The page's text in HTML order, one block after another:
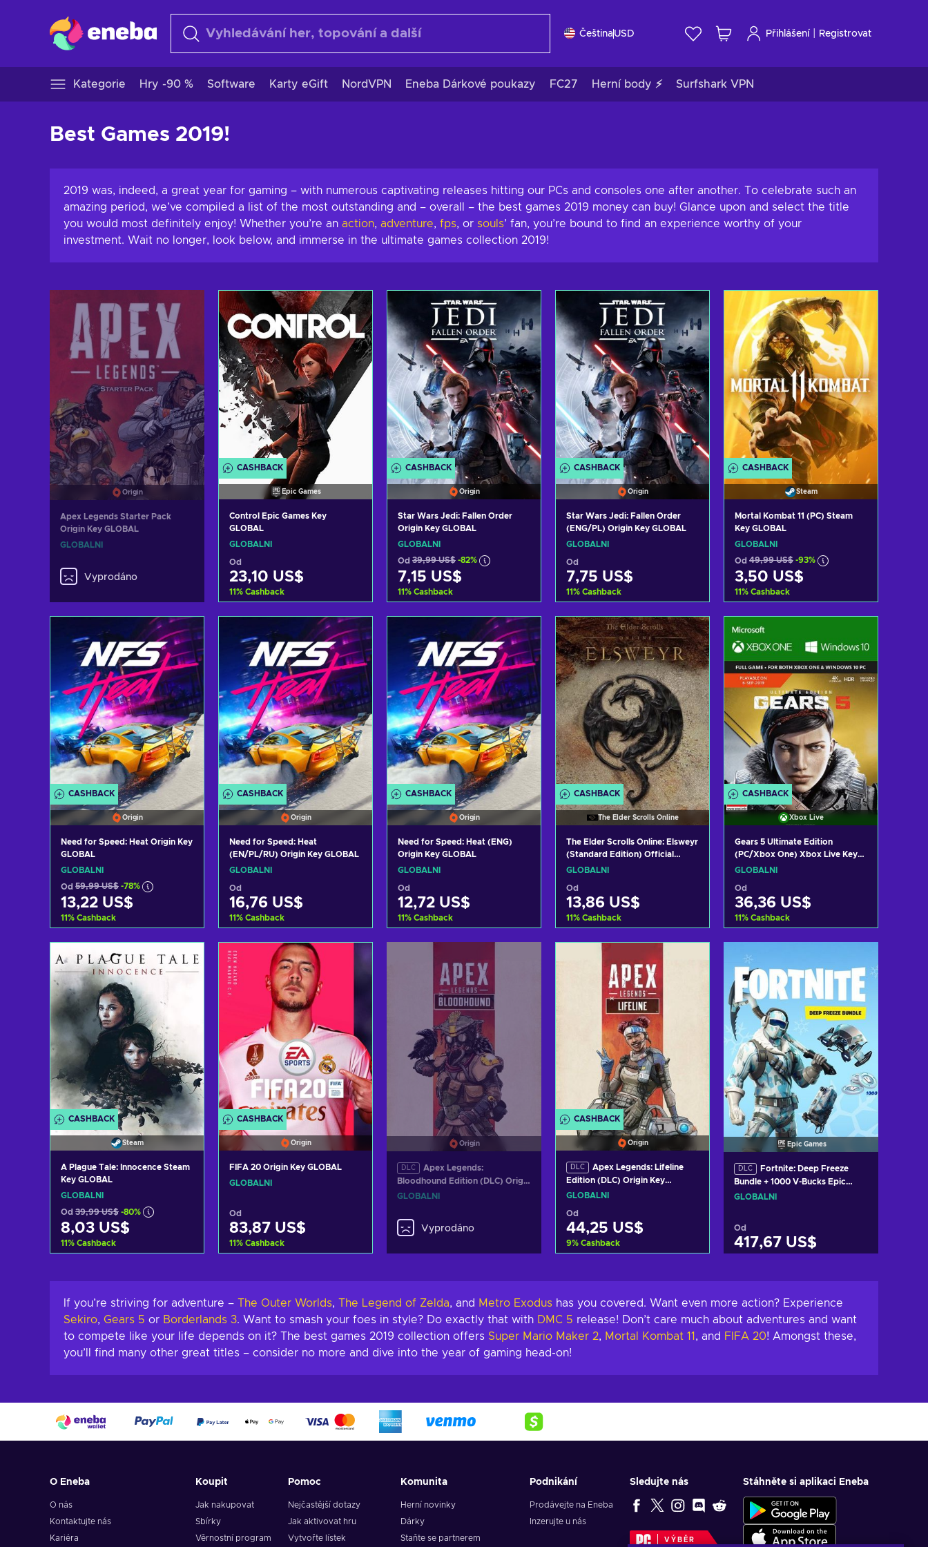
Čeština USD Přihlášení| Registrovat
Kategorie Hry -90 % Software Karty eGift NordVPN Eneba Dárkové poukazy FC27 Herní body ⚡ Surfshark VPN
Best Games 2019!
2019 was, indeed, a great year for gaming – with numerous captivating releases hitting our PCs and consoles one after another. To celebrate such an
amazing period, we’ve compiled a list of the most outstanding and – overall – the best games 2019 money can buy! Glance upon and select the title
you would most definitely enjoy! Whether you’re an action, adventure, fps, or souls’ fan, you’re bound to find an experience worthy of your
investment. Wait no longer, look below, and immerse in the ultimate games collection 2019!
Origin
Apex Legends Starter Pack
Origin Key GLOBAL
GLOBÁLNÍ
Vyprodáno
CASHBACK
Epic Games
Control Epic Games Key
GLOBAL
GLOBÁLNÍ
Od
23,10 US$
11% Cashback
Přidat do košíku
Zobrazit nabídky
CASHBACK
Origin
Star Wars Jedi: Fallen Order
Origin Key GLOBAL
GLOBÁLNÍ
Od 39,99 US$ -82%
7,15 US$
11% Cashback
Přidat do košíku
Zobrazit nabídky
CASHBACK
Origin
Star Wars Jedi: Fallen Order
(ENG/PL) Origin Key GLOBAL
GLOBÁLNÍ
Od
7,75 US$
11% Cashback
Přidat do košíku
Zobrazit nabídky
CASHBACK
Steam
Mortal Kombat 11 (PC) Steam
Key GLOBAL
GLOBÁLNÍ
Od 49,99 US$ -93%
3,50 US$
11% Cashback
Zobrazit nabídky
CASHBACK
Origin
Need for Speed: Heat Origin Key
GLOBAL
GLOBÁLNÍ
Od 59,99 US$ -78%
13,22 US$
11% Cashback
Zobrazit nabídky
CASHBACK
Origin
Need for Speed: Heat
(EN/PL/RU) Origin Key GLOBAL
GLOBÁLNÍ
Od
16,76 US$
11% Cashback
Přidat do košíku
Zobrazit nabídky
CASHBACK
Origin
Need for Speed: Heat (ENG)
Origin Key GLOBAL
GLOBÁLNÍ
Od
12,72 US$
11% Cashback
Zobrazit nabídky
CASHBACK
The Elder Scrolls Online
The Elder Scrolls Online: Elsweyr
(Standard Edition) Official
website Key GLOBAL
GLOBÁLNÍ
Od
13,86 US$
11% Cashback
Zobrazit nabídky
CASHBACK
Xbox Live
Gears 5 Ultimate Edition
(PC/Xbox One) Xbox Live Key
GLOBAL
GLOBÁLNÍ
Od
36,36 US$
11% Cashback
Zobrazit nabídky
CASHBACK
Steam
A Plague Tale: Innocence Steam
Key GLOBAL
GLOBÁLNÍ
Od 39,99 US$ -80%
8,03 US$
11% Cashback
Zobrazit nabídky
CASHBACK
Origin
FIFA 20 Origin Key GLOBAL
GLOBÁLNÍ
Od
83,87 US$
11% Cashback
Zobrazit nabídky
Origin
DLC
Apex Legends:
Bloodhound Edition (DLC) Origin
Key GLOBAL
GLOBÁLNÍ
Vyprodáno
CASHBACK
Origin
DLC
Apex Legends: Lifeline
Edition (DLC) Origin Key
GLOBAL
GLOBÁLNÍ
Od
44,25 US$
9% Cashback
Zobrazit nabídky
Epic Games
DLC
Fortnite: Deep Freeze
Bundle + 1000 V-Bucks Epic
Games Key GLOBAL
GLOBÁLNÍ
Od
417,67 US$
Zobrazit nabídky
If you’re striving for adventure – The Outer Worlds, The Legend of Zelda, and Metro Exodus has you covered. Want even more action? Experience
Sekiro, Gears 5 or Borderlands 3. Want to smash your foes in style? Do exactly that with DMC 5 release! Don’t care much about adventures and want
to compete like your life depends on it? The best games 2019 collection offers Super Mario Maker 2, Mortal Kombat 11 , and FIFA 20! Amongst these,
you’ll find many other great titles – consider no more and dive into the year of gaming head-on!
O Eneba
O nás
Kontaktujte nás
Kariéra
Koupit
Jak nakupovat
Sbírky
Věrnostní program
Pomoc
Nejčastější dotazy
Jak aktivovat hru
Vytvořte lístek
Komunita
Herní novinky
Dárky
Staňte se partnerem
Podnikání
Prodávejte na Eneba
Inzerujte u nás
Sledujte nás
VÝBĚR
Stáhněte si aplikaci Eneba